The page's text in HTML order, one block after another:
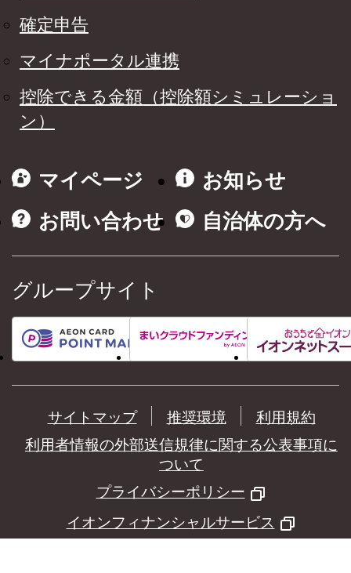
確定申告
マイナポータル連携
控除できる金額（控除額シミュレーショ
ン）
マイページ
お知らせ
お問い合わせ
自治体の方へ
グループサイト
サイトマップ 推奨環境
利用規約
利用者情報の外部送信規律に関する公表事項に
ついて
プライバシーポリシー
イオンフィナンシャルサービス